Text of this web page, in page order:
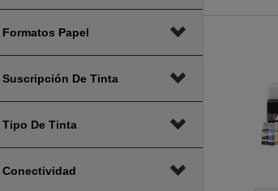
mínimo
de
máximo
de
Formatos Papel
Suscripción De Tinta
Tipo De Tinta
Conectividad